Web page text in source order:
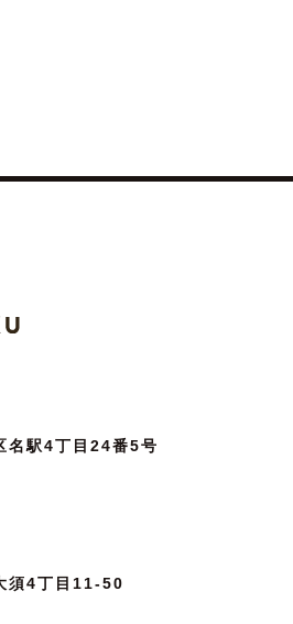
名駅4丁目24番5号
須4丁目11-50